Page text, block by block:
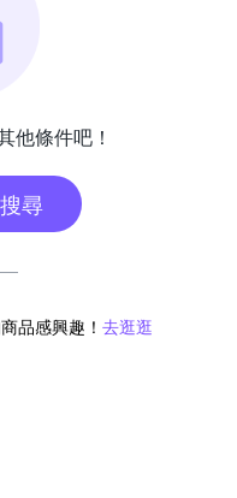
他條件吧！
尋
品感興趣！ 去逛逛